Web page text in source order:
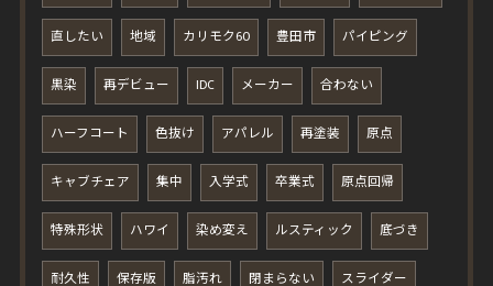
直したい 地域 カリモク60 豊田市 パイピング
黒染 再デビュー IDC メーカー 合わない
ハーフコート 色抜け アパレル 再塗装 原点
キャブチェア 集中 入学式 卒業式 原点回帰
特殊形状 ハワイ 染め変え ルスティック 底づき
耐久性 保存版 脂汚れ 閉まらない スライダー